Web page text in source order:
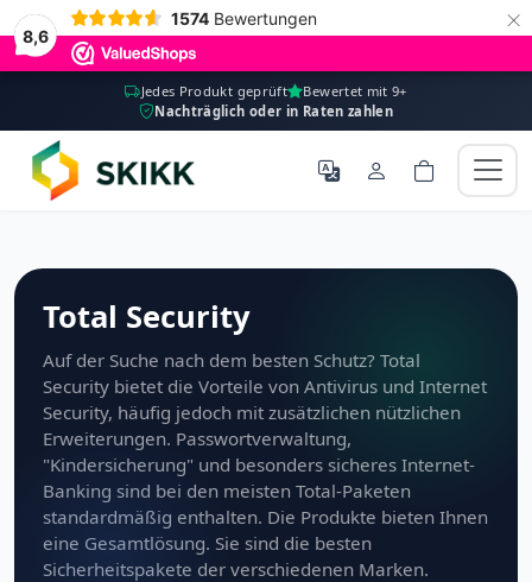
8,6
1574 Bewertungen ×
Jedes Produkt geprüft
Bewertet mit 9+
Nachträglich oder in Raten zahlen
Total Security
Auf der Suche nach dem besten Schutz? Total
Security bietet die Vorteile von Antivirus und Internet
Security, häufig jedoch mit zusätzlichen nützlichen
Erweiterungen. Passwortverwaltung,
"Kindersicherung" und besonders sicheres Internet-
Banking sind bei den meisten Total-Paketen
standardmäßig enthalten. Die Produkte bieten Ihnen
eine Gesamtlösung. Sie sind die besten
Sicherheitspakete der verschiedenen Marken.